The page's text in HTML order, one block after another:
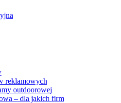
reklamowych
outdoorowej
– dla jakich firm